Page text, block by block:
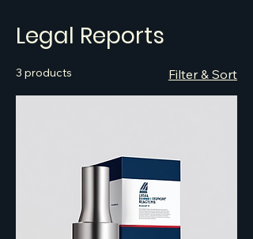
Legal Reports
3 products Filter & Sort